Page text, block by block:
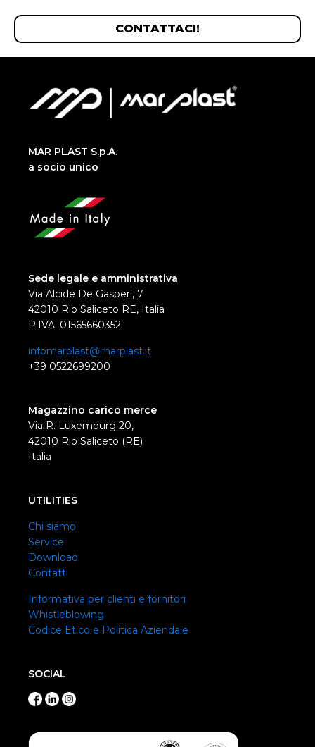
CONTATTACI!
MAR PLAST S.p.A.
a socio unico
Sede legale e amministrativa
Via Alcide De Gasperi, 7
42010 Rio Saliceto RE, Italia
P.IVA: 01565660352
infomarplast@marplast.it
+39 0522699200
Magazzino carico merce
Via R. Luxemburg 20,
42010 Rio Saliceto (RE)
Italia
UTILITIES
Chi siamo
Service
Download
Contatti
Informativa per clienti e fornitori
Whistleblowing
Codice Etico e Politica Aziendale
SOCIAL